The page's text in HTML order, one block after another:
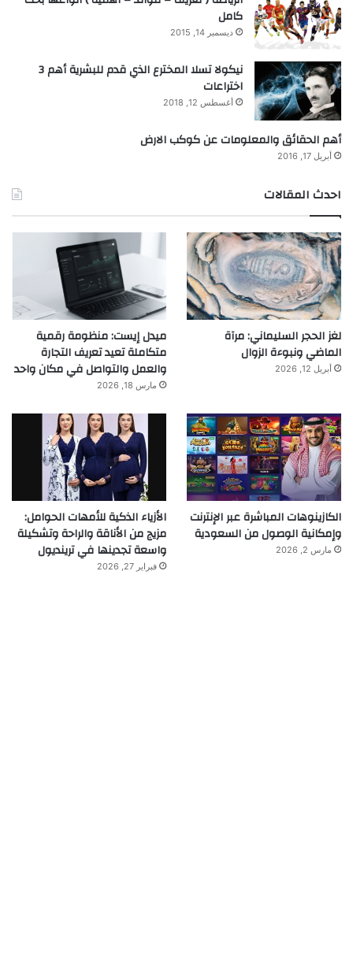
كامل
ديسمبر 14, 2015
نيكولا تسلا المخترع الذي قدم للبشرية أهم 3
اختراعات
أغسطس 12, 2018
أهم الحقائق والمعلومات عن كوكب الارض
أبريل 17, 2016
احدث المقالات
لغز الحجر السليماني: مرآة
الماضي ونبوءة الزوال
أبريل 12, 2026
ميدل إيست: منظومة رقمية
متكاملة تعيد تعريف التجارة
والعمل والتواصل في مكان واحد
مارس 18, 2026
الكازينوهات المباشرة عبر الإنترنت
وإمكانية الوصول من السعودية
مارس 2, 2026
الأزياء الذكية للأمهات الحوامل:
مزيج من الأناقة والراحة وتشكيلة
واسعة تجدينها في ترينديول
فبراير 27, 2026